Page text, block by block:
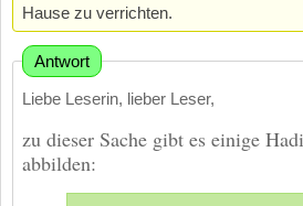
Hause zu verrichten.
Antwort
Liebe Leserin, lieber Leser,
zu dieser Sache gibt es einige
abbilden: